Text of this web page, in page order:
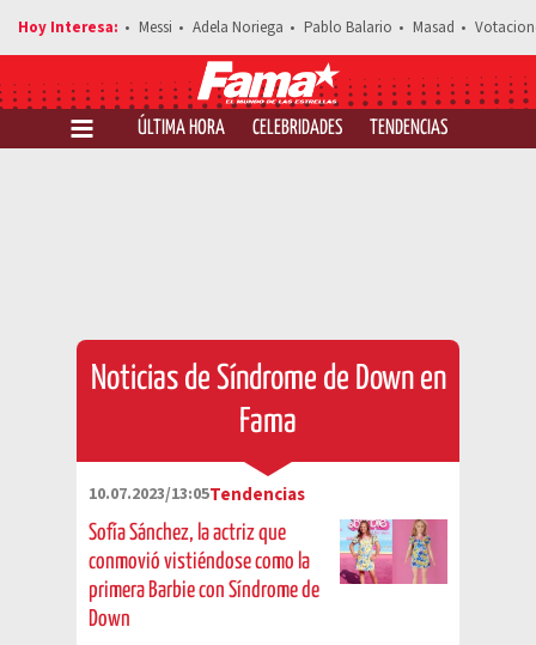
Messi Adela Noriega Pablo Balario Masad
ÚLTIMA HORA CELEBRIDADES TENDENCIAS
Noticias de Síndrome de Down en
Fama
10.07.2023/13:05Tendencias
Sofía Sánchez, la actriz que
conmovió vistiéndose como la
primera Barbie con Síndrome de
Down